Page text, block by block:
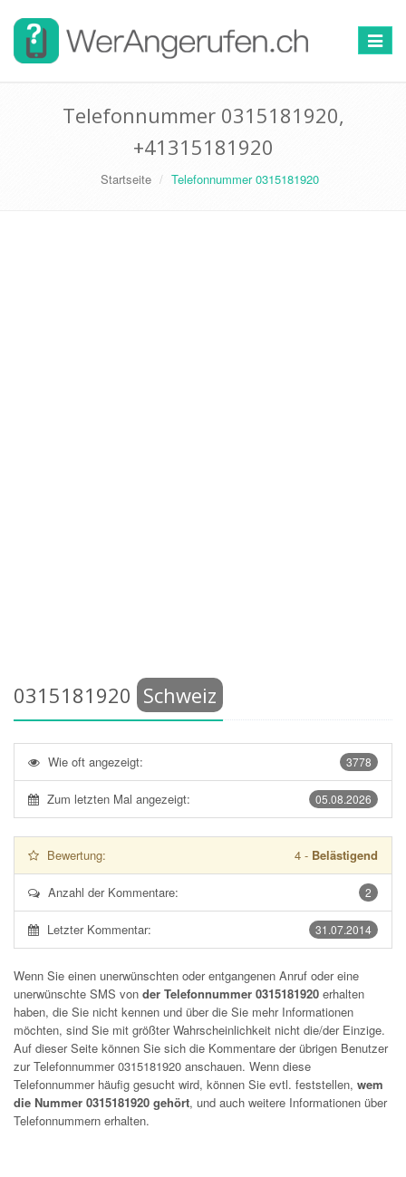
Toggle
Telefonnummer 0315181920,
+41315181920
Startseite Telefonnummer 0315181920
0315181920 Schweiz
3778
Wie oft angezeigt:
05.08.2026
Zum letzten Mal angezeigt:
Bewertung: 4 - Belästigend
2
Anzahl der Kommentare:
31.07.2014
Letzter Kommentar:
Wenn Sie einen unerwünschten oder entgangenen Anruf oder eine
unerwünschte SMS von der Telefonnummer 0315181920 erhalten
haben, die Sie nicht kennen und über die Sie mehr Informationen
möchten, sind Sie mit größter Wahrscheinlichkeit nicht die/der Einzige.
Auf dieser Seite können Sie sich die Kommentare der übrigen Benutzer
zur Telefonnummer0315181920 anschauen. Wenn diese
Telefonnummer häufig gesucht wird, können Sie evtl. feststellen, wem
die Nummer 0315181920 gehört, und auch weitere Informationen über
Telefonnummern erhalten.